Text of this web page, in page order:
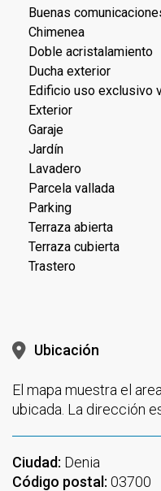
Buenas
Chimenea
Doble acristalamiento
Ducha exterior
Edificio uso exclusivo
Exterior
Garaje
Jardín
Lavadero
Parcela vallada
Parking
Terraza abierta
Terraza cubierta
Trastero
Ubicación
El mapa muestra el
ubicada. La dirección
Ciudad: Denia
Código postal: 03700